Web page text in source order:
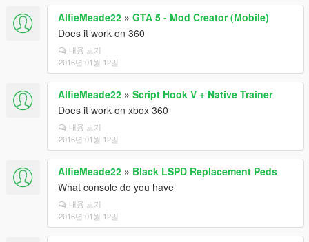
AlfieMeade22 » GTA 5 - Mod Creator (Mobile)
Does it work on 360
내용 보기
2016년 01월 12일
AlfieMeade22 » Script Hook V + Native Trainer
Does it work on xbox 360
내용 보기
2016년 01월 12일
AlfieMeade22 » Black LSPD Replacement Peds
What console do you have
내용 보기
2016년 01월 12일